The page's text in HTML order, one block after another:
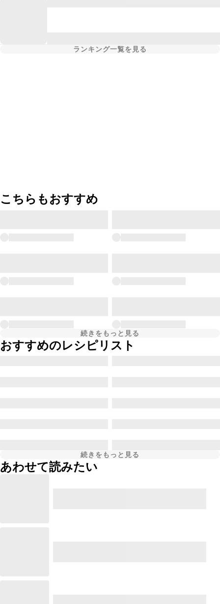
ランキング一覧を見る
こちらもおすすめ
続きをもっと見る
おすすめのレシピリスト
続きをもっと見る
あわせて読みたい